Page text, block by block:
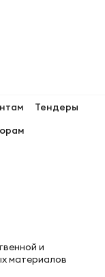
Тендеры
и
материалов